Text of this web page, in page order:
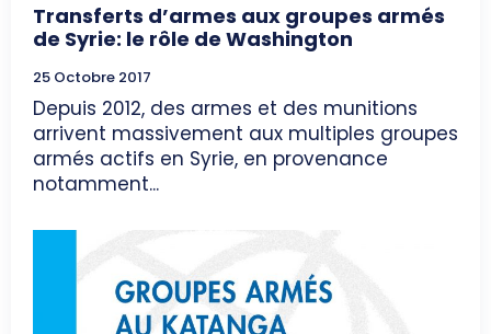
Transferts d’armes aux groupes armés
de Syrie: le rôle de Washington
25 Octobre 2017
Depuis 2012, des armes et des munitions
arrivent massivement aux multiples groupes
armés actifs en Syrie, en provenance
notamment...